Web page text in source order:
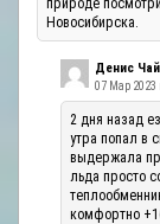
природе
Новосибирска.
Денис
07 Мар 2023
2 дня назад
утра попал в
выдержала
льда просто
комфортно